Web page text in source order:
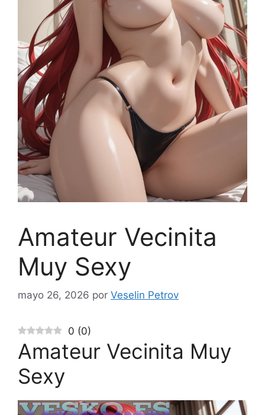
Amateur Vecinita
Muy Sexy
mayo 26, 2026 por Veselin Petrov
0 (0)
Amateur Vecinita Muy
Sexy